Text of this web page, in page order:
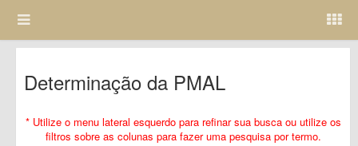
Determinação da PMAL
* Utilize o menu lateral esquerdo para refinar sua busca ou utilize os
filtros sobre as colunas para fazer uma pesquisa por termo.